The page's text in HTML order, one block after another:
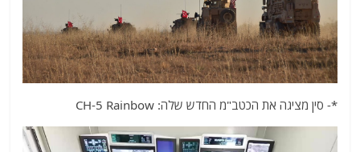
*- סין מציגה את הכטב"מ החדש שלה: CH-5 Rainbow